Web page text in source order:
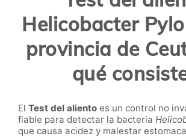
Helicobacter
provincia de
qué
El Test del aliento es un control no
fiable para detectar la bacteria
que causa acidez y malestar